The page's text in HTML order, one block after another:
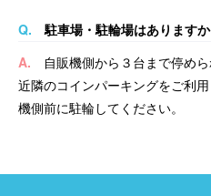
Q. 駐車場・駐輪場はありますか
A. 自販機側から３台まで停めら
近隣のコインパーキングをご利
機側前に駐輪してください。